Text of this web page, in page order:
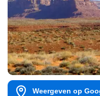
Weergeven op